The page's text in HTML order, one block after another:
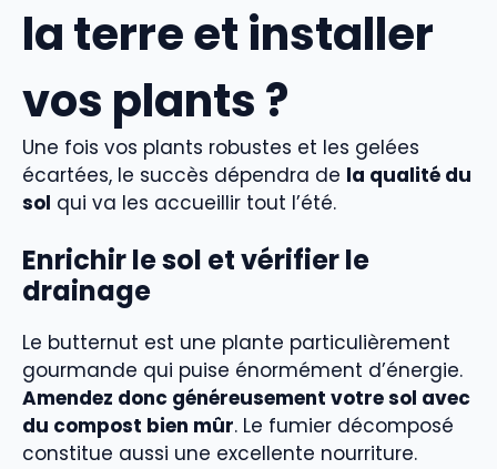
la terre et installer
vos plants ?
Une fois vos plants robustes et les gelées
écartées, le succès dépendra de la qualité du
sol qui va les accueillir tout l’été.
Enrichir le sol et vérifier le
drainage
Le butternut est une plante particulièrement
gourmande qui puise énormément d’énergie.
Amendez donc généreusement votre sol avec
du compost bien mûr. Le fumier décomposé
constitue aussi une excellente nourriture.